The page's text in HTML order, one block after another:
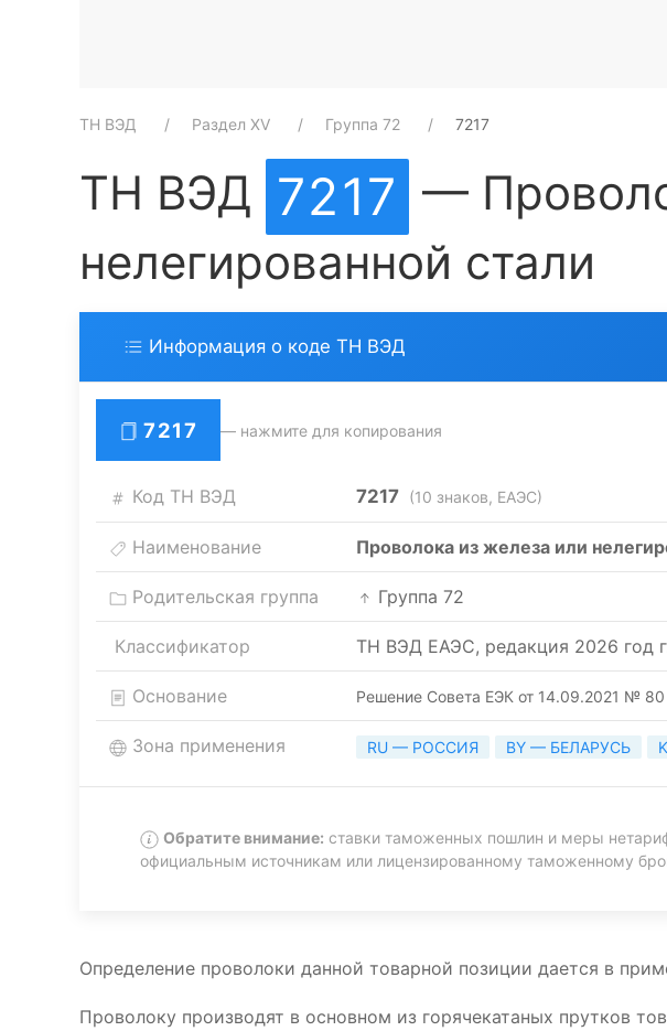
ТН ВЭД Раздел XV Группа 72 7217
ТН ВЭД 7217 —
нелегированной стали
Информация о коде ТН ВЭД
7217 — нажмите для копирования
Код ТН ВЭД 7217 (10 знаков, ЕАЭС)
Наименование Проволока из железа или
Родительская группа Группа 72
Классификатор ТН ВЭД ЕАЭС, редакция 2026 год
Основание Решение Совета ЕЭК от 14.09.2021 № 80
Зона применения RU — РОССИЯ BY — БЕЛАРУСЬ
Обратите внимание: ставки таможенных пошлин и меры
официальным источникам или лицензированному таможенному
Определение проволоки данной товарной позиции дается в
Проволоку производят в основном из горячекатаных прутков